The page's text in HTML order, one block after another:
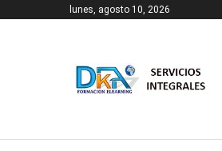
lunes, agosto 10, 2026